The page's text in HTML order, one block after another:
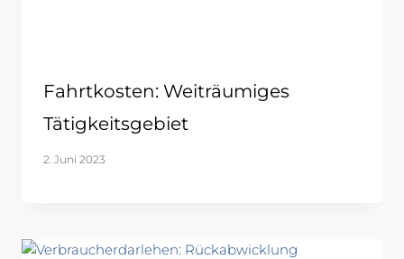
Fahrtkosten: Weiträumiges
Tätigkeitsgebiet
2. Juni 2023